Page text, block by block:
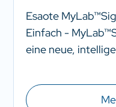
Esaote
Einfach -
eine neue,